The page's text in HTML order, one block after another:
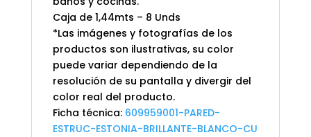
Caja de 1,44mts – 8 Unds
*Las imágenes y fotografías de los
productos son ilustrativas, su color
puede variar dependiendo de la
resolución de su pantalla y divergir del
color real del producto.
Ficha técnica: 609959001-PARED-
ESTRUC-ESTONIA-BRILLANTE-BLANCO-CU